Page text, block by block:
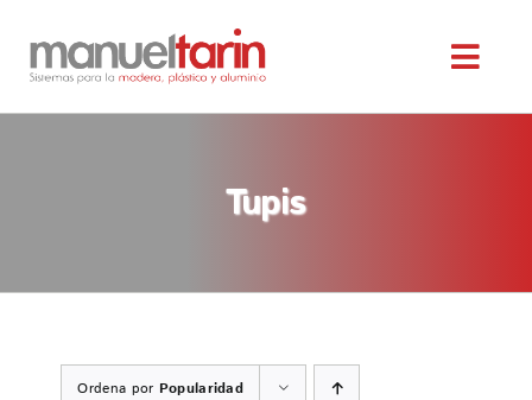
SERVICIOS
MAQUINARIA OCASIÓN
Tupis
Ordena por Popularidad